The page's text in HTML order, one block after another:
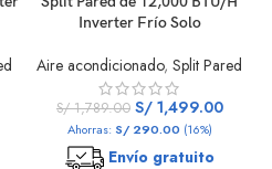
Inverter Frío Solo
Aire acondicionado,Split Pared
S/1,789.00 S/1,499.00
Ahorras: S/290.00 (16%)
Envío gratuito